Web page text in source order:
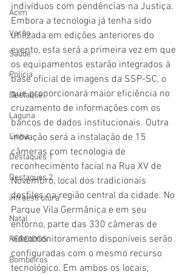
Acim
Verão
Saúde
Polícia
Destaque
Laguna
Linha
Destaques 1
Destaques 2
infraestrutura
Natal
PERDIDOS
Bombeiros
indivíduos com pendências na Justiça.
Embora a tecnologia já tenha sido
utilizada em edições anteriores do
evento, esta será a primeira vez em que
os equipamentos estarão integrados à
base oficial de imagens da SSP-SC, o
que proporcionará maior eficiência no
cruzamento de informações com os
bancos de dados institucionais. Outra
inovação será a instalação de 15
câmeras com tecnologia de
reconhecimento facial na Rua XV de
Novembro, local dos tradicionais
desfiles na região central da cidade. No
Parque Vila Germânica e em seu
entorno, parte das 330 câmeras de
videomonitoramento disponíveis serão
configuradas com o mesmo recurso
tecnológico. Em ambos os locais,